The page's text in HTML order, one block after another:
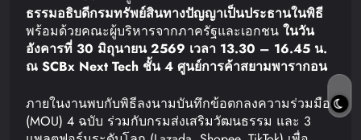
ธรรมอธิบดีกรมทรัพย์สินทางปัญญาเป็นประธานในพิธี
พร้อมด้วยคณะผู้บริหารจากภาครัฐและเอกชน ในวัน
อังคารที่ 30 มิถุนายน2569 เวลา 13.30 – 16.45 น.
ณ SCBx Next Tech ชั้น4 ศูนย์การค้าสยามพารากอน
ภายในงานพบกับพิธีลงนามบันทึกข้อตกลงความร่วมมือ
(MOU) 4 ฉบับ ร่วมกับกรมส่งเสริมวัฒนธรรม และ 3